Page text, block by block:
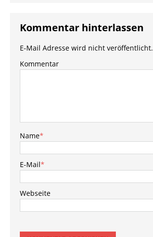
Kommentar hinterlassen
E-Mail Adresse wird nicht veröffentlicht.
Kommentar
Name*
E-Mail*
Webseite